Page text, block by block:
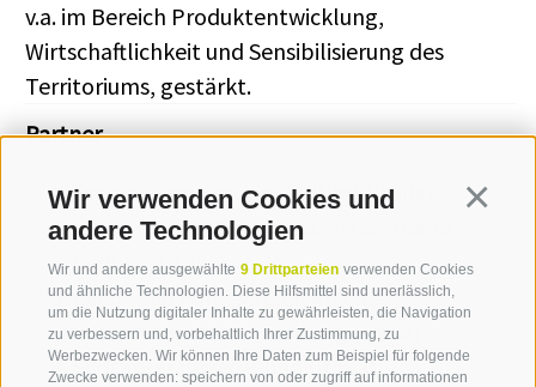
Wir verwenden Cookies und
andere Technologien
Wir und andere ausgewählte 9 Drittparteien verwenden Cookies
und ähnliche Technologien. Diese Hilfsmittel sind unerlässlich,
um die Nutzung digitaler Inhalte zu gewährleisten, die Navigation
zu verbessern und, vorbehaltlich Ihrer Zustimmung, zu
Werbezwecken. Wir können Ihre Daten zum Beispiel für folgende
Zwecke verwenden: speichern von oder zugriff auf informationen
v.a. im Bereich Produktentwicklung,
Wirtschaftlichkeit und Sensibilisierung des
Territoriums, gestärkt.
Partner
Export Organisation Südtirol (Italia)
Handels- und Dienstleistungsverband
Südtirol (Italia)
Land- und Forstwirtschaftliches
Versuchszentrum Laimburg (Italia)
Südtiroler Bauernbund (Italia)